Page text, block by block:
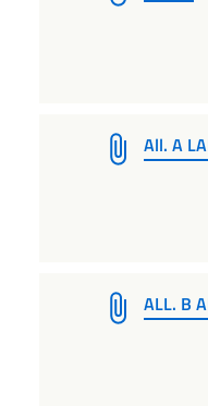
All. A
ALL. B